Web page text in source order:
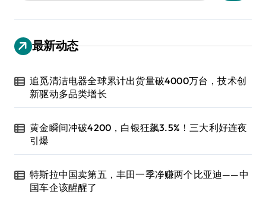
最新动态
追觅清洁电器全球累计出货量破4000万台，技术创
新驱动多品类增长
黄金瞬间冲破4200，白银狂飙3.5%！三大利好连夜
引爆
特斯拉中国卖第五，丰田一季净赚两个比亚迪——中
国车企该醒醒了